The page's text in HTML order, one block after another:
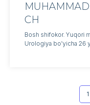
CH
Bosh shifokor. Yuqori
Urologiya bo'yicha 26
1